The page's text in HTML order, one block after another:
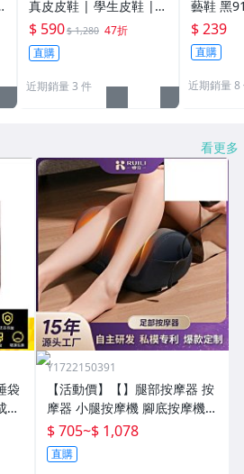
真皮皮鞋 | 學生皮鞋 |
工作鞋 ｜上班鞋
$ 590$ 1,280 47折
直購
近期銷量 3 件
藝鞋 黑
$ 239
直購
近期銷量 8
看更多
袋
Y1722150391
【活動價】【】腿部按摩器 按
摩器 小腿按摩機 腳底按摩機
深層按摩儀 小腿按摩儀全自動
揉捏腿部按摩器全腿底腳熱敷
腳部足底
$ 705~$ 1,078
直購